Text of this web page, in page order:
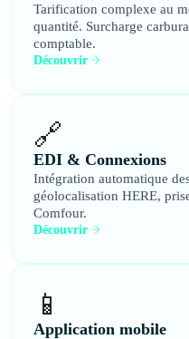
Tarification complexe au
quantité. Surcharge
comptable.
Découvrir
🔗
EDI & Connexions
Intégration automatique
géolocalisation HERE,
Comfour.
Découvrir
📱
Application mobile